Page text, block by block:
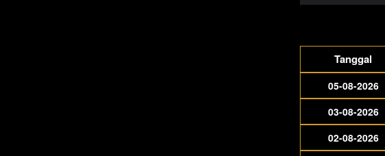
Tanggal
05-08-2026
03-08-2026
02-08-2026